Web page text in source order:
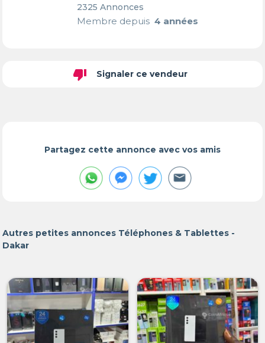
2325 Annonces
Membre depuis4 années
thumb_down Signaler ce vendeur
Partagez cette annonce avec vos amis
Autres petites annonces Téléphones & Tablettes -
Dakar